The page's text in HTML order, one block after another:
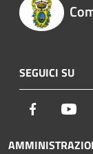
SEGUICI SU
Facebook